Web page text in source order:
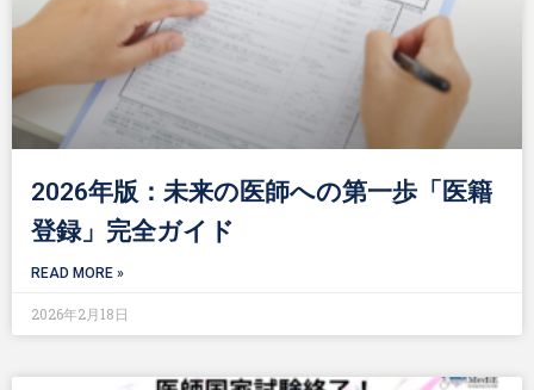
2026年版：未来の医師への第一歩「医籍
登録」完全ガイド
READ MORE »
2026年2月18日